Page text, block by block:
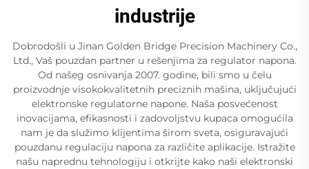
industrije
Dobrodošli u Jinan Golden Bridge Precision Machinery Co.,
Ltd., Vaš pouzdan partner u rešenjima za regulator napona.
Od našeg osnivanja 2007. godine, bili smo u čelu
proizvodnje visokokvalitetnih preciznih mašina, uključujući
elektronske regulatorne napone. Naša posvećenost
inovacijama, efikasnosti i zadovoljstvu kupaca omogućila
nam je da služimo klijentima širom sveta, osiguravajući
pouzdanu regulaciju napona za različite aplikacije. Istražite
našu naprednu tehnologiju i otkrijte kako naši elektronski